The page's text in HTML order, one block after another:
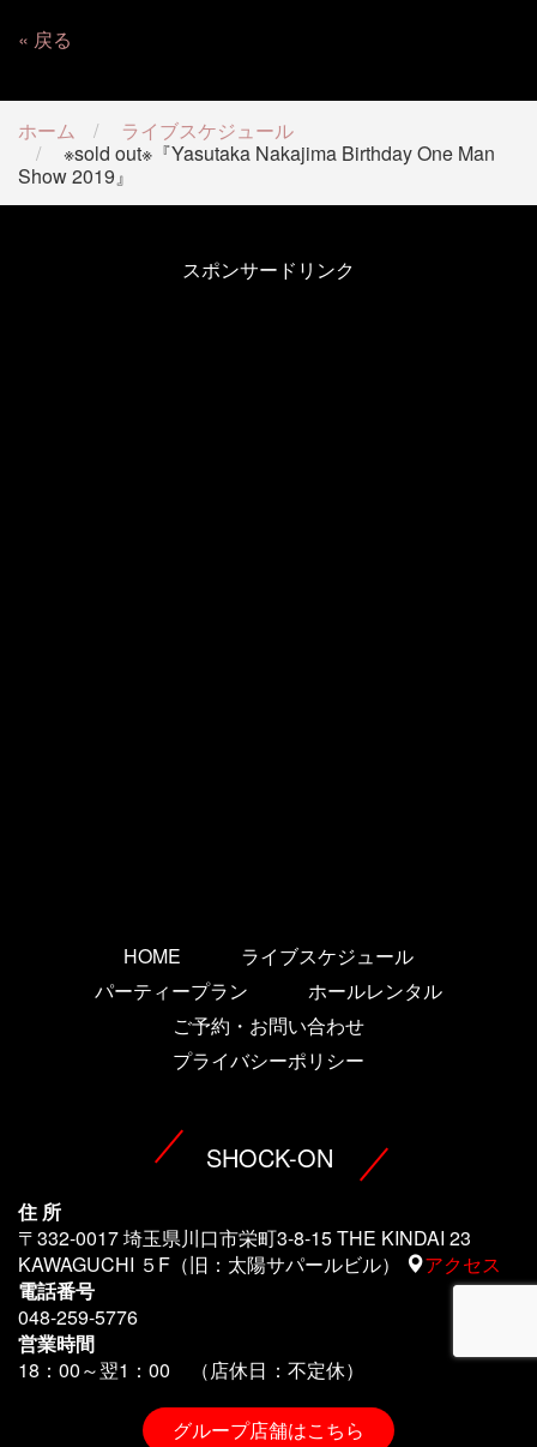
戻る
ホーム
ライブスケジュール
※sold out※『Yasutaka Nakajima Birthday One Man
Show 2019』
スポンサードリンク
HOME
ライブスケジュール
パーティープラン
ホールレンタル
ご予約・お問い合わせ
プライバシーポリシー
SHOCK-ON
住 所
〒332-0017 埼玉県川口市栄町3-8-15 THE KINDAI 23
KAWAGUCHI ５F（旧：太陽サパールビル）
アクセス
電話番号
048-259-5776
営業時間
18：00～翌1 ：00 （店休日：不定休）
グループ店舗はこちら